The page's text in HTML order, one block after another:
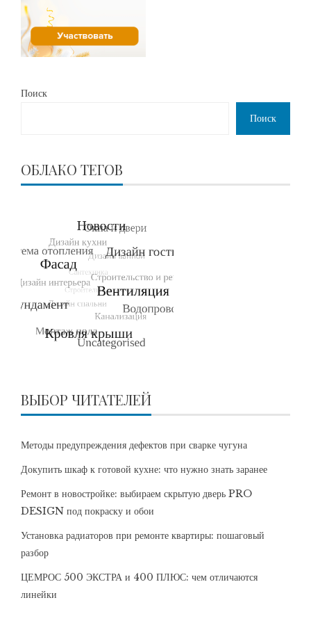
Поиск
Поиск
ОБЛАКО ТЕГОВ
ВЫБОР ЧИТАТЕЛЕЙ
Методы предупреждения дефектов при сварке чугуна
Докупить шкаф к готовой кухне: что нужно знать заранее
Ремонт в новостройке: выбираем скрытую дверь PRO
DESIGN под покраску и обои
Установка радиаторов при ремонте квартиры: пошаговый
разбор
ЦЕМРОС 500 ЭКСТРА и 400 ПЛЮС: чем отличаются
линейки